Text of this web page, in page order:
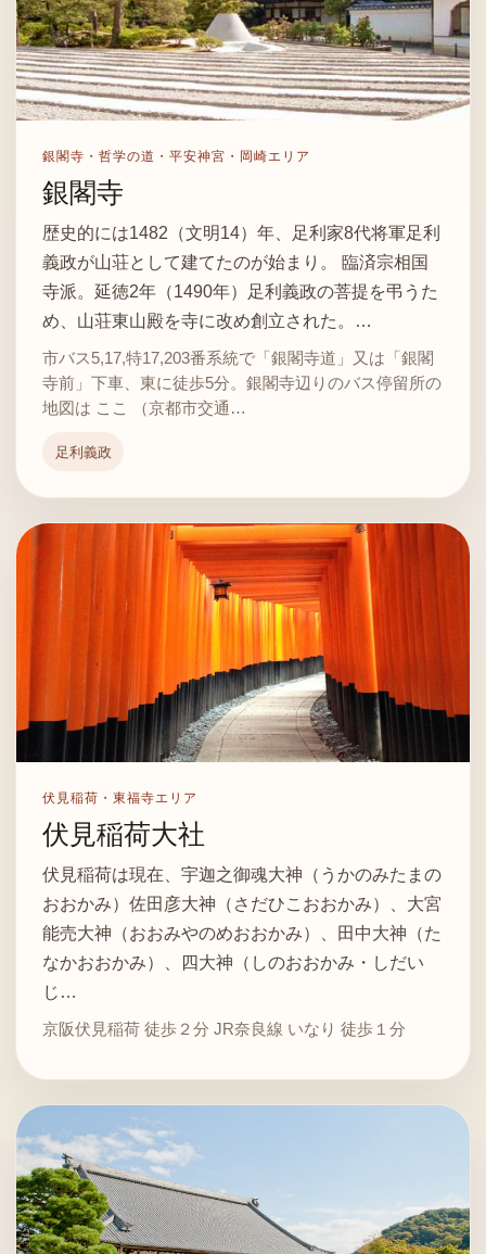
銀閣寺・哲学の道・平安神宮・岡崎エリア
銀閣寺
歴史的には1482（文明14）年、足利家8代将軍足利
義政が山荘として建てたのが始まり。 臨済宗相国
寺派。延徳2年（1490年）足利義政の菩提を弔うた
め、山荘東山殿を寺に改め創立された。…
市バス5,17,特17,203番系統で「銀閣寺道」又は「銀閣
寺前」下車、東に徒歩5分。銀閣寺辺りのバス停留所の
地図は ここ （京都市交通…
足利義政
伏見稲荷・東福寺エリア
伏見稲荷大社
伏見稲荷は現在、宇迦之御魂大神（うかのみたまの
おおかみ）佐田彦大神（さだひこおおかみ）、大宮
能売大神（おおみやのめおおかみ）、田中大神（た
なかおおかみ）、四大神（しのおおかみ・しだい
じ…
京阪伏見稲荷 徒歩２分 JR奈良線 いなり 徒歩１分